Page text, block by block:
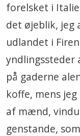
forelsket i
det øjeblik, jeg
udlandet i
yndlingssteder
på gaderne
koffe, mens
af mænd,
genstande,